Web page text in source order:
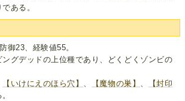
ある。
御23、経験値55。
ングデッドの上位種であり、どくどくゾンビの
【いけにえのほら穴】 、 【魔物の巣】 、
【封印